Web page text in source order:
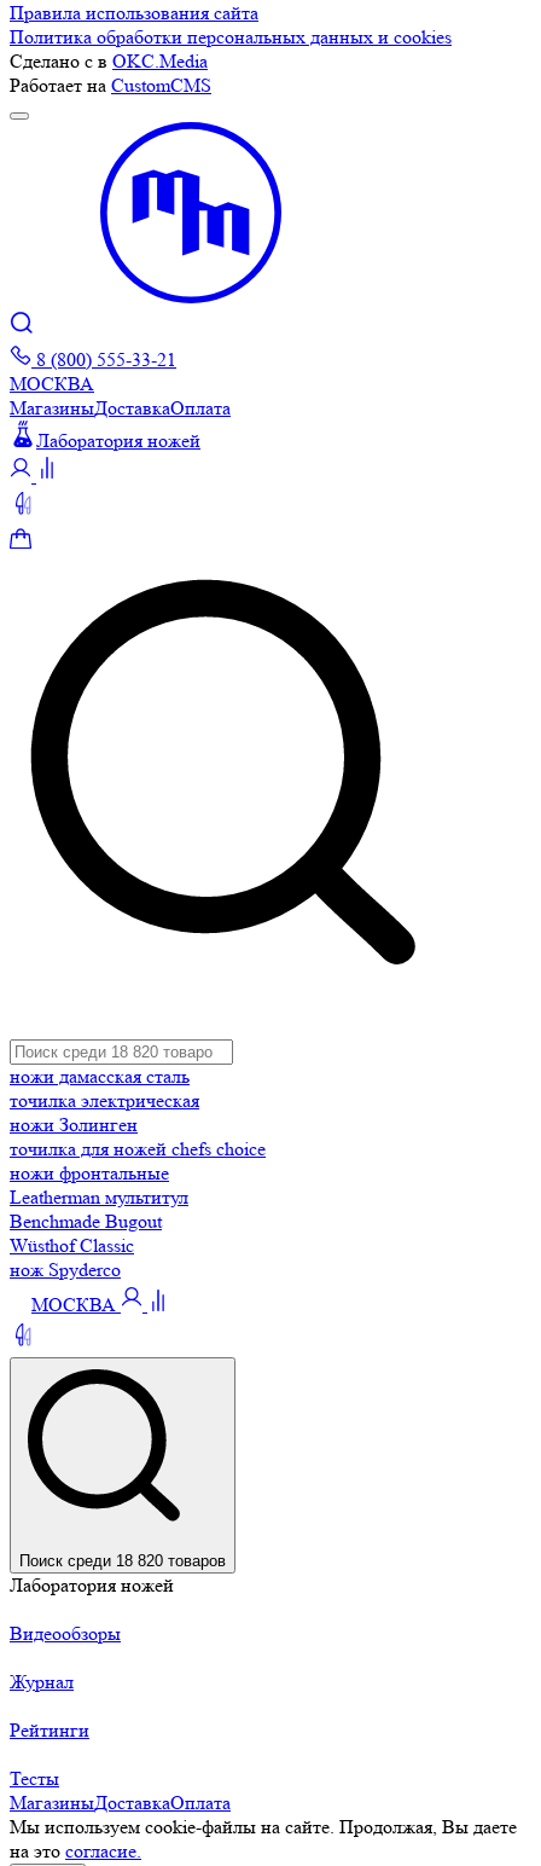
Правила использования сайта
Политика обработки персональных данных и cookies
Сделано с в OKC.Media
Работает на CustomCMS
8 (800) 555-33-21
МОСКВА
МагазиныДоставкаОплата
Лаборатория ножей
ножи дамасская сталь
точилка электрическая
ножи Золинген
точилка для ножей chefs choice
ножи фронтальные
Leatherman мультитул
Benchmade Bugout
Wüsthof Classic
нож Spyderco
МОСКВА
Поиск среди 18 820 товаров
Лаборатория ножей
Видеообзоры
Журнал
Рейтинги
Тесты
МагазиныДоставкаОплата
Мы используем cookie-файлы на сайте. Продолжая, Вы даете
на это согласие.